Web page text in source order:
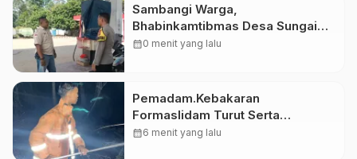
Sambangi Warga,
Bhabinkamtibmas Desa Sungai
Kelik Ajak Masyarakat Jaga
calendar_month0 menit yang lalu
Pemadam.Kebakaran
Formaslidam Turut Serta
Memadamkan Api DiLahan
calendar_month6 menit yang lalu